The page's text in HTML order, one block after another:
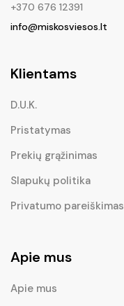
+370 676 12391
info@miskosviesos.lt
Klientams
D.U.K.
Pristatymas
Prekių grąžinimas
Slapukų politika
Privatumo pareiškimas
Apie mus
Apie mus